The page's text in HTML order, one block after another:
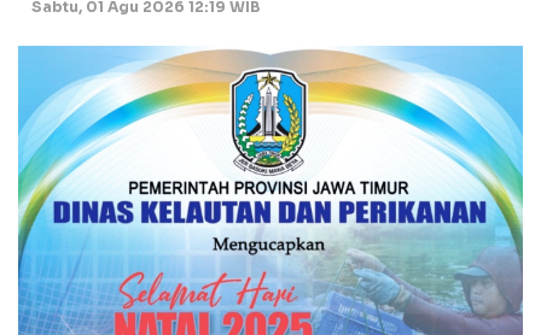
Sabtu, 01 Agu 2026 12:19 WIB